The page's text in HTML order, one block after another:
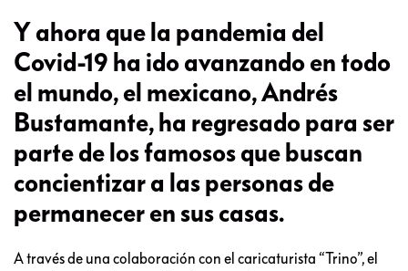
Y ahora que la pandemia del
Covid-19 ha ido avanzando en todo
el mundo, el mexicano, Andrés
Bustamante, ha regresado para ser
parte de los famosos que buscan
concientizar a las personas de
permanecer en sus casas.
A través de una colaboración con el caricaturista “Trino”, el